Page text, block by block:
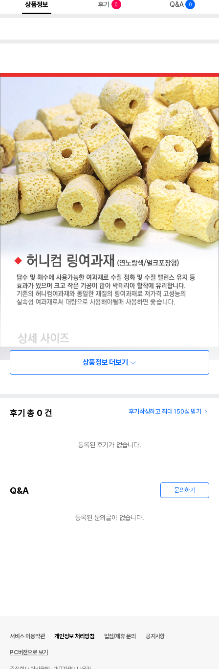
상품정보 후기 0 Q&A 0
상품정보 더보기
후기 총 0 건 후기작성하고 최대 150점 받기
등록된 후기가 없습니다.
Q&A 문의하기
등록된 문의글이 없습니다.
서비스 이용약관 개인정보 처리방침 입점/제휴 문의 공지사항
PC버전으로 보기